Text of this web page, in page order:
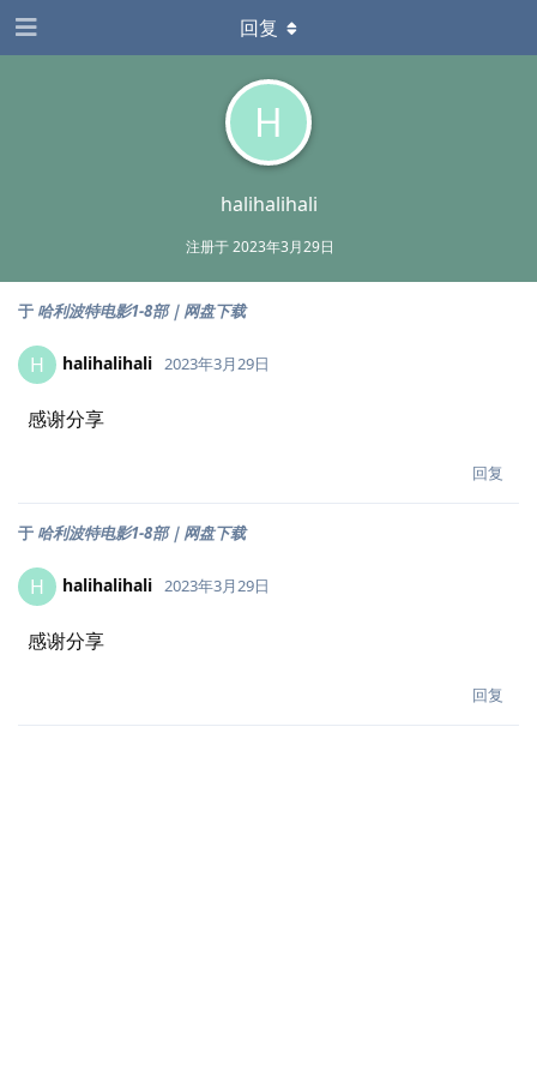
H
halihalihali
注册于2023年3月29日
回复
于 哈利波特电影1-8部｜网盘下载
H halihalihali 2023年3月29日
感谢分享
回复
于 哈利波特电影1-8部｜网盘下载
H halihalihali 2023年3月29日
感谢分享
回复